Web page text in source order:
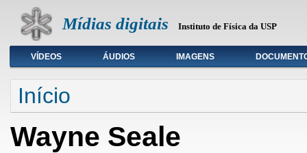
Mídias digitais Instituto de Física da USP
Seleção de tipo de mídia
VÍDEOS ÁUDIOS IMAGENS
Início
Wayne Seale